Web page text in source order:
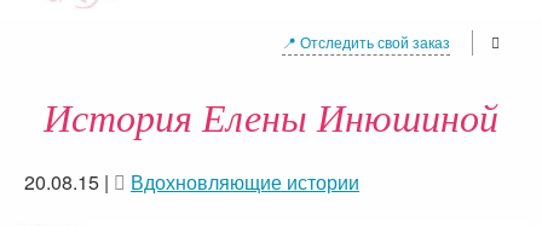
📍 Отследить свой заказ
История Елены Инюшиной
20.08.15 | Вдохновляющие истории